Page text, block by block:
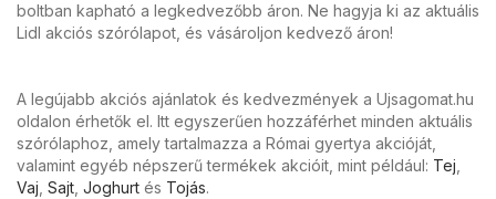
boltban kapható a legkedvezőbb áron. Ne hagyja ki az aktuális
Lidl akciós szórólapot, és vásároljon kedvező áron!
A legújabb akciós ajánlatok és kedvezmények a Ujsagomat.hu
oldalon érhetők el. Itt egyszerűen hozzáférhet minden aktuális
szórólaphoz, amely tartalmazza a Római gyertya akcióját,
valamint egyéb népszerű termékek akcióit, mint például: Tej
Vaj Sajt Joghurt és Tojás.